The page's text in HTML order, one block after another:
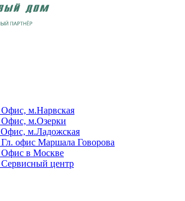
Офис, м.Нарвская
Офис, м.Озерки
Офис, м.Ладожская
Гл. офис Маршала Говорова
Офис в Москве
Сервисный центр